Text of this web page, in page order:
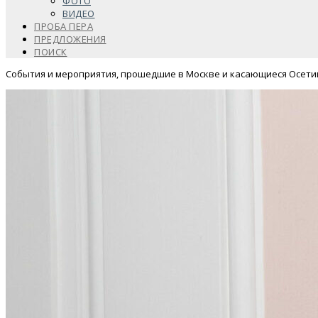
ВИДЕО
ПРОБА ПЕРА
ПРЕДЛОЖЕНИЯ
ПОИСК
События и мероприятия, прошедшие в Москве и касающиеся